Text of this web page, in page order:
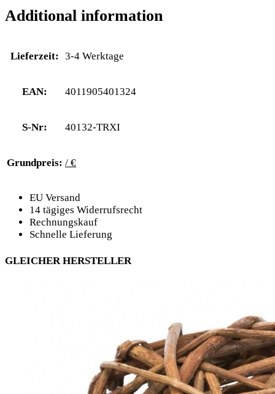
Additional information
Lieferzeit: 3-4 Werktage
EAN: 4011905401324
S-Nr: 40132-TRXI
Grundpreis: / €
EU Versand
14 tägiges Widerrufsrecht
Rechnungskauf
Schnelle Lieferung
GLEICHER HERSTELLER